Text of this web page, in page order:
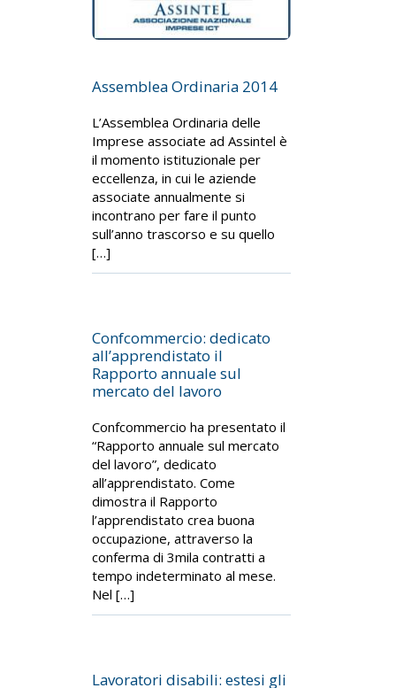
Assemblea Ordinaria 2014
L’Assemblea Ordinaria delle
Imprese associate ad Assintel è
il momento istituzionale per
eccellenza, in cui le aziende
associate annualmente si
incontrano per fare il punto
sull’anno trascorso e su quello
[…]
Confcommercio: dedicato
all’apprendistato il
Rapporto annuale sul
mercato del lavoro
Confcommercio ha presentato il
“Rapporto annuale sul mercato
del lavoro”, dedicato
all’apprendistato. Come
dimostra il Rapporto
l’apprendistato crea buona
occupazione, attraverso la
conferma di 3mila contratti a
tempo indeterminato al mese.
Nel […]
Lavoratori disabili: estesi gli